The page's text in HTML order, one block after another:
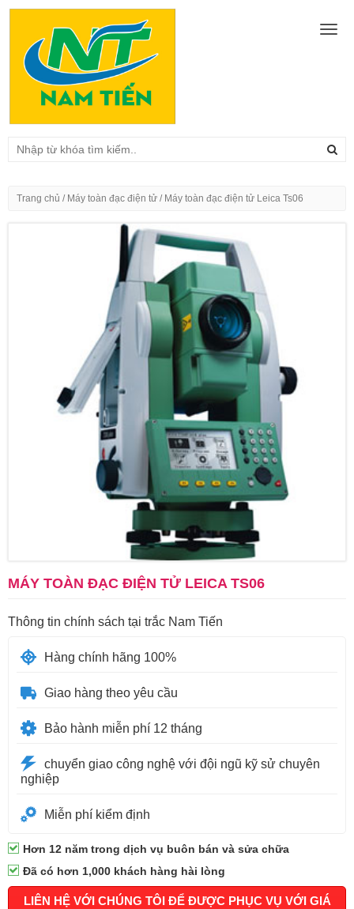
Trang chủ / Máy toàn đạc điện tử / Máy toàn đạc điện tử Leica Ts06
MÁY TOÀN ĐẠC ĐIỆN TỬ LEICA TS06
Thông tin chính sách tại trắc Nam Tiến
Hàng chính hãng 100%
Giao hàng theo yêu cầu
Bảo hành miễn phí 12 tháng
chuyển giao công nghệ với đội ngũ kỹ sử chuyên
nghiệp
Miễn phí kiểm định
Hơn 12 năm trong dịch vụ buôn bán và sửa chữa
Đã có hơn 1,000 khách hàng hài lòng
LIÊN HỆ VỚI CHÚNG TÔI ĐỂ ĐƯỢC PHỤC VỤ VỚI GIÁ